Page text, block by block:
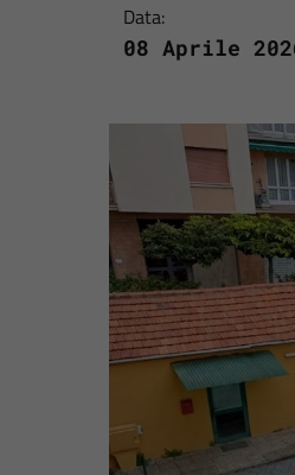
Data:
08 Aprile